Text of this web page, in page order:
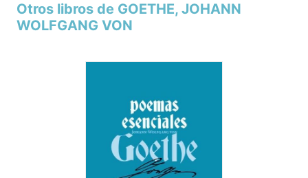
Otros libros de GOETHE, JOHANN
WOLFGANG VON